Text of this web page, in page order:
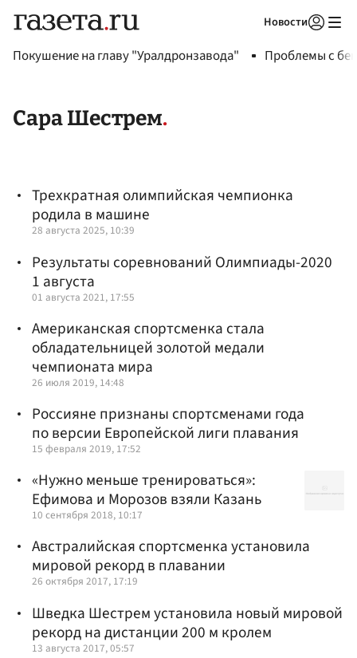
Новости
Покушение на главу "Уралдронзавода" Проблемы с
Сара Шестрем
Трехкратная олимпийская чемпионка
родила в машине
28 августа 2025, 10:39
Результаты соревнований Олимпиады-2020
1 августа
01 августа 2021, 17:55
Американская спортсменка стала
обладательницей золотой медали
чемпионата мира
26 июля 2019, 14:48
Россияне признаны спортсменами года
по версии Европейской лиги плавания
15 февраля 2019, 17:52
«Нужно меньше тренироваться»:
Ефимова и Морозов взяли Казань
10 сентября 2018, 10:17
Австралийская спортсменка установила
мировой рекорд в плавании
26 октября 2017, 17:19
Шведка Шестрем установила новый мировой
рекорд на дистанции 200 м кролем
13 августа 2017, 05:57